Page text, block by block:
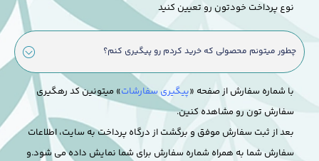
نوع پرداخت خودتون رو تعیین کنید
چطور میتونم محصولی که خرید کردم رو پیگیری کنم؟
با شماره سفارش از صفحه «پیگیری سفارشات» میتونین کد رهگیری
سفارش تون رو مشاهده کنین.
بعد از ثبت سفارش موفق و برگشت از درگاه پرداخت به سایت، اطلاعات
سفارش شما به همراه شماره سفارش برای شما نمایش داده می شود.و